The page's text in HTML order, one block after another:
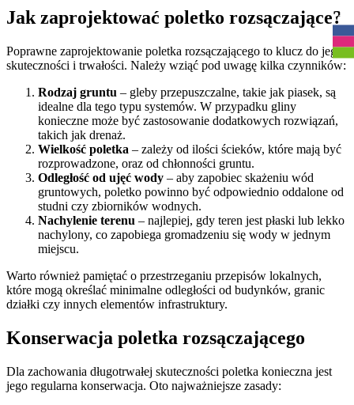
R
Jak zaprojektować poletko rozsączające?
Poprawne zaprojektowanie poletka rozsączającego to klucz do jego
skuteczności i trwałości. Należy wziąć pod uwagę kilka czynników:
Rodzaj gruntu – gleby przepuszczalne, takie jak piasek, są
idealne dla tego typu systemów. W przypadku gliny
konieczne może być zastosowanie dodatkowych rozwiązań,
takich jak drenaż.
Wielkość poletka – zależy od ilości ścieków, które mają być
rozprowadzone, oraz od chłonności gruntu.
Odległość od ujęć wody – aby zapobiec skażeniu wód
gruntowych, poletko powinno być odpowiednio oddalone od
studni czy zbiorników wodnych.
Nachylenie terenu – najlepiej, gdy teren jest płaski lub lekko
nachylony, co zapobiega gromadzeniu się wody w jednym
miejscu.
Warto również pamiętać o przestrzeganiu przepisów lokalnych,
które mogą określać minimalne odległości od budynków, granic
działki czy innych elementów infrastruktury.
Konserwacja poletka rozsączającego
Dla zachowania długotrwałej skuteczności poletka konieczna jest
jego regularna konserwacja. Oto najważniejsze zasady: